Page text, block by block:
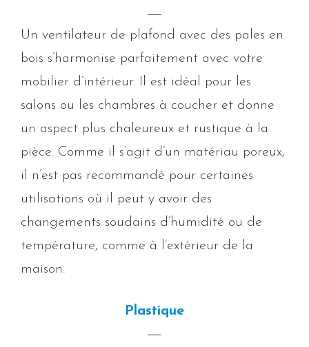
Un ventilateur de plafond avec des pales en
bois s’harmonise parfaitement avec votre
mobilier d’intérieur. Il est idéal pour les
salons ou les chambres à coucher et donne
un aspect plus chaleureux et rustique à la
pièce. Comme il s’agit d’un matériau poreux,
il n’est pas recommandé pour certaines
utilisations où il peut y avoir des
changements soudains d’humidité ou de
température, comme à l’extérieur de la
maison.
Plastique